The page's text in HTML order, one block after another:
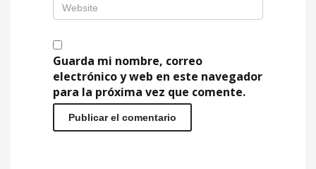
Guarda mi nombre, correo
electrónico y web en este navegador
para la próxima vez que comente.